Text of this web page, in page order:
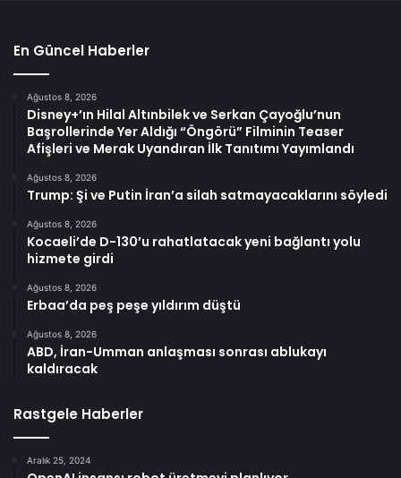
En Güncel Haberler
Ağustos 8, 2026
Disney+’ın Hilal Altınbilek ve Serkan Çayoğlu’nun
Başrollerinde Yer Aldığı “Öngörü” Filminin Teaser
Afişleri ve Merak Uyandıran İlk Tanıtımı Yayımlandı
Ağustos 8, 2026
Trump: Şi ve Putin İran’a silah satmayacaklarını söyledi
Ağustos 8, 2026
Kocaeli’de D-130’u rahatlatacak yeni bağlantı yolu
hizmete girdi
Ağustos 8, 2026
Erbaa’da peş peşe yıldırım düştü
Ağustos 8, 2026
ABD, İran-Umman anlaşması sonrası ablukayı
kaldıracak
Rastgele Haberler
Aralık 25, 2024